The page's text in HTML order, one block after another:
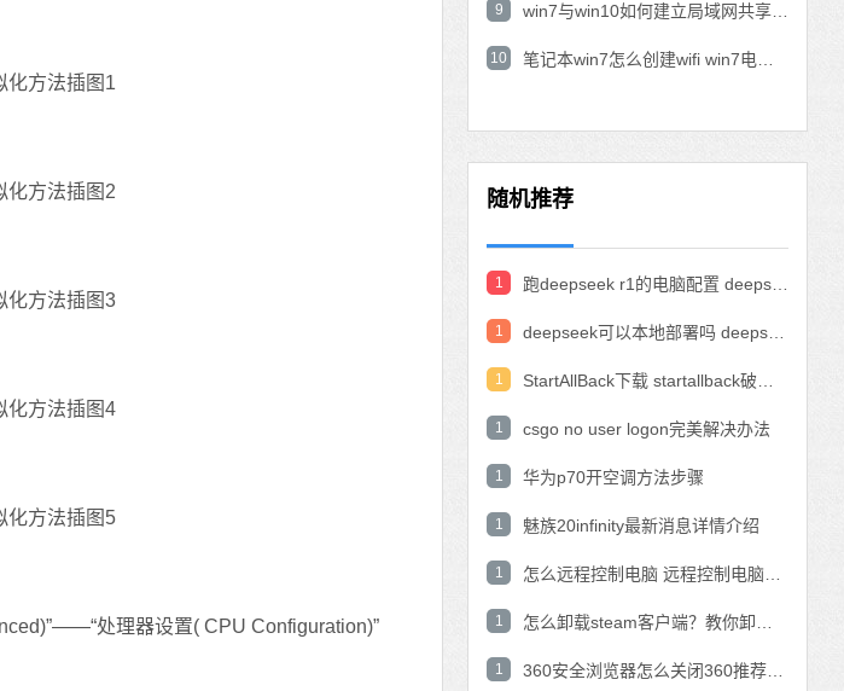
处理器设置( CPU Configuration)”
9
10
随机推荐
1
1
1
1 csgo no user logon完美解决办法
1 华为p70开空调方法步骤
1 魅族20infinity最新消息详情介绍
1
1
1